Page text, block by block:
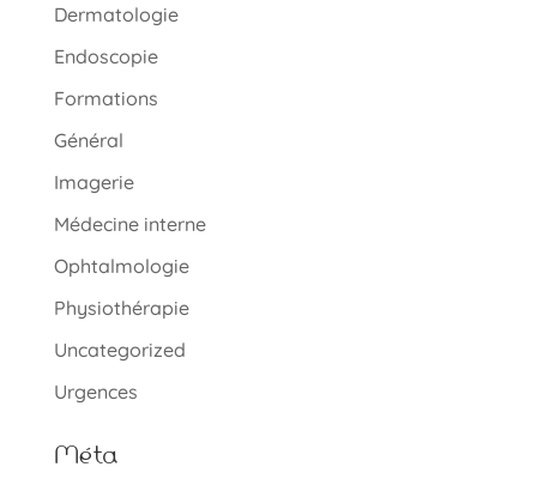
Dermatologie
Endoscopie
Formations
Général
Imagerie
Médecine interne
Ophtalmologie
Physiothérapie
Uncategorized
Urgences
Méta